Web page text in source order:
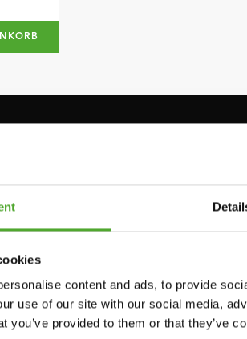
content and ads, to provide
use of our site with our social media,
you’ve provided to them or that they’ve
für unseren Newsletter an!
Zubehör
FUNKTIONSTRAINING
STOPUHREN